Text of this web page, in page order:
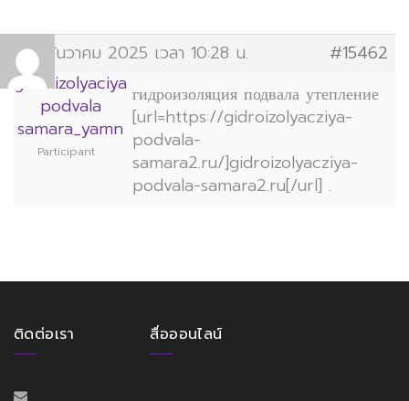
27 ธันวาคม 2025 เวลา 10:28 น.
#15462
gidroizolyaciya
podvala
samara_yamn
Participant
гидроизоляция подвала утепление
[url=https://gidroizolyacziya-
podvala-
samara2.ru/]gidroizolyacziya-
podvala-samara2.ru[/url] .
ติดต่อเรา สื่อออนไลน์